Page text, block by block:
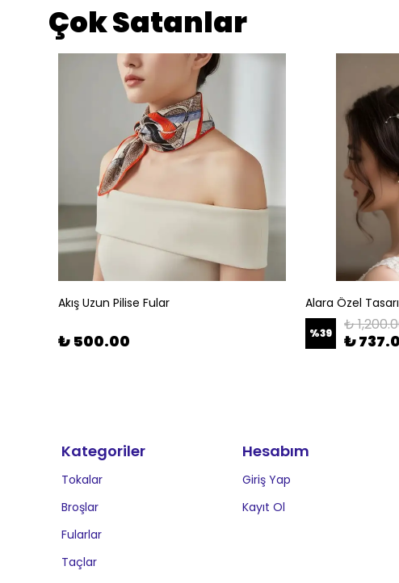
Çok Satanlar
Akış Uzun Pilise Fular
₺ 500.00
Alara Özel
%39 ₺
₺
Kategoriler
Tokalar
Broşlar
Fularlar
Taçlar
Hesabım
Giriş Yap
Kayıt Ol